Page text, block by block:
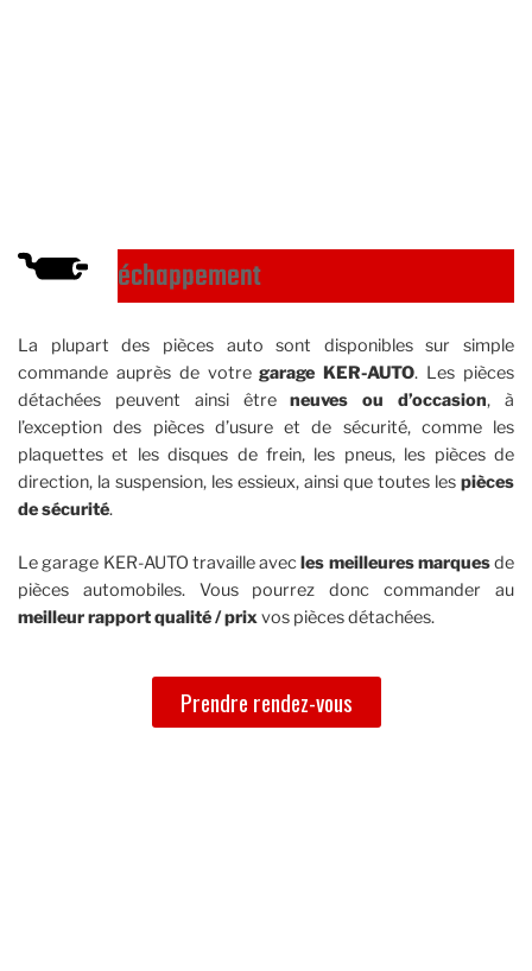
échappement
La plupart des pièces auto sont disponibles sur simple
commande auprès de votregarage KER-AUTO. Les pièces
détachées peuvent ainsi êtreneuves ou d’occasion, à
l’exception des pièces d’usure et de sécurité, comme les
plaquettes et les disques de frein, les pneus, les pièces de
direction, la suspension, les essieux, ainsi que toutes les pièces
de sécurité.
Le garage KER-AUTO travaille avecles meilleures marquesde
pièces automobiles. Vous pourrez donc commander au
meilleur rapport qualité / prixvos pièces détachées.
Prendre rendez-vous